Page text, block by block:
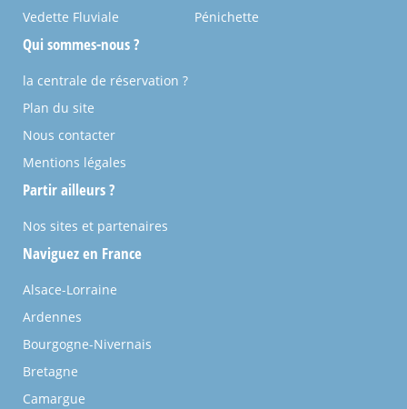
Vedette Fluviale
Pénichette
Qui sommes-nous ?
la centrale de réservation ?
Plan du site
Nous contacter
Mentions légales
Partir ailleurs ?
Nos sites et partenaires
Naviguez en France
Alsace-Lorraine
Ardennes
Bourgogne-Nivernais
Bretagne
Camargue